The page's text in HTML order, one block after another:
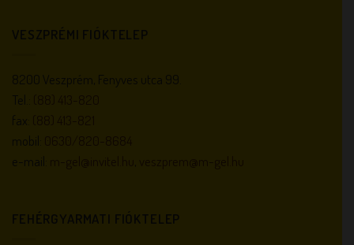
VESZPRÉMI FIÓKTELEP
8200 Veszprém, Fenyves utca 99.
Tel.:
fax:
mobil:
e-mail:
FEHÉRGYARMATI FIÓKTELEP